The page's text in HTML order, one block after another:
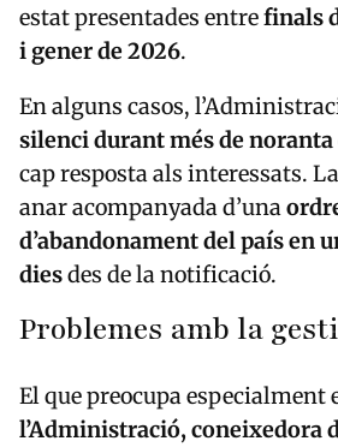
estat presentades entrefinals
i gener de 2026.
En alguns casos,
silenci durant més de noranta
cap resposta als interessats.
anar acompanyada d’una
d’abandonament del país en
diesdes de la notificació.
Problemes amb la
El que preocupa especialment
l’Administració, coneixedora